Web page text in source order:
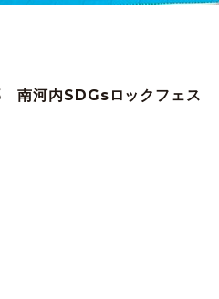
南河内SDGsロックフェス